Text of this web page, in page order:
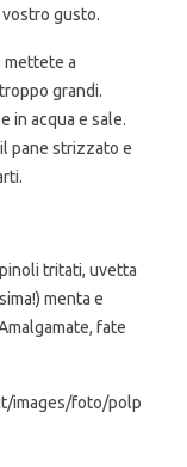
gusto.
mettete a
grandi.
in acqua e sale.
pane strizzato e
tritati, uvetta
menta e
fate
images/foto/polp